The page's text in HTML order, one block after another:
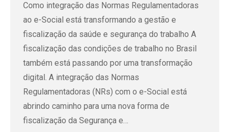
Como integração das Normas Regulamentadoras
ao e-Social está transformando a gestão e
fiscalização da saúde e segurança do trabalho A
fiscalização das condições de trabalho no Brasil
também está passando por uma transformação
digital. A integração das Normas
Regulamentadoras (NRs) com o e-Social está
abrindo caminho para uma nova forma de
fiscalização da Segurança e…